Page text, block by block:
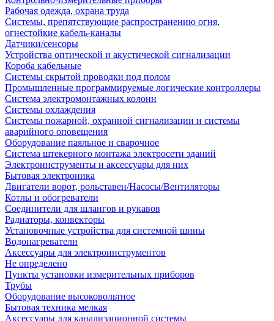
Рабочая одежда, охрана труда
Системы, препятствующие распространению огня,
огнестойкие кабель-каналы
Датчики/сенсоры
Устройства оптической и акустической сигнализации
Короба кабельные
Системы скрытой проводки под полом
Промышленные программируемые логические контроллеры
Система электромонтажных колонн
Системы охлаждения
Системы пожарной, охранной сигнализации и системы
аварийного оповещения
Оборудование паяльное и сварочное
Система штекерного монтажа электросети зданий
Электроинструменты и аксессуары для них
Бытовая электроника
Двигатели ворот, рольставен/Насосы/Вентиляторы
Котлы и обогреватели
Соединители для шлангов и рукавов
Радиаторы, конвекторы
Установочные устройства для системной шины
Водонагреватели
Аксессуары для электроинструментов
Не определено
Пункты установки измерительных приборов
Трубы
Оборудование высоковольтное
Бытовая техника мелкая
Аксессуары для канализационной системы